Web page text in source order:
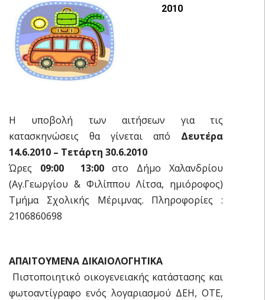
2010
Η υποβολή των αιτήσεων για τις
κατασκηνώσεις θα γίνεται από Δευτέρα
14.6.2010 – Τετάρτη 30.6.2010
Ώρες 09:00  13:00στο Δήμο Χαλανδρίου
(Αγ.Γεωργίου & Φιλίππου Λίτσα, ημιόροφος)
Τμήμα Σχολικής Μέριμνας. Πληροφορίες :
2106860698
ΑΠΑΙΤΟΥΜΕΝΑ ΔΙΚΑΙΟΛΟΓΗΤΙΚΑ
 Πιστοποιητικό οικογενειακής κατάστασης και
φωτοαντίγραφο ενός λογαριασμού ΔΕΗ, ΟΤΕ,